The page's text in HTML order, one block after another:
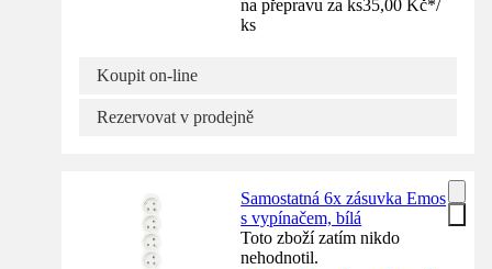
na přepravu za ks35,00 Kč*/
ks
Koupit on-line
Rezervovat v prodejně
Samostatná 6x zásuvka Emos
s vypínačem, bílá
Toto zboží zatím nikdo
nehodnotil.